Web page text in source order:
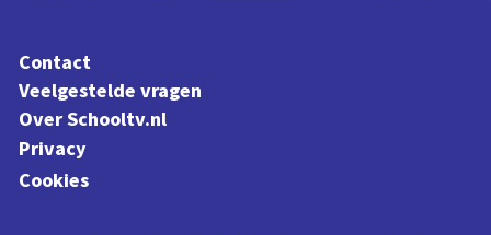
Contact
Veelgestelde vragen
Over Schooltv.nl
Privacy
Cookies